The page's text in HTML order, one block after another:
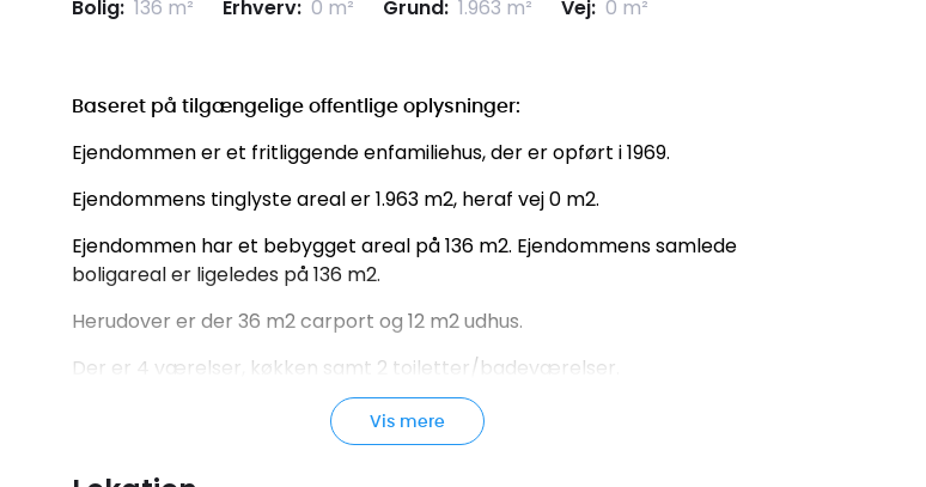
Bolig: 136 m² Erhverv: 0 m² Grund: 1.963 m² Vej: 0 m²
Baseret på tilgængelige offentlige oplysninger:
Ejendommen er et fritliggende enfamiliehus, der er opført i 1969.
Ejendommens tinglyste areal er 1.963 m2, heraf vej 0 m2.
Ejendommen har et bebygget areal på 136 m2. Ejendommens samlede
boligareal er ligeledes på 136 m2.
Herudover er der 36 m2 carport og 12 m2 udhus.
Der er 4 værelser, køkken samt 2 toiletter/badeværelser.
Varmeinstallationen er en varmepumpe.
Vis mere